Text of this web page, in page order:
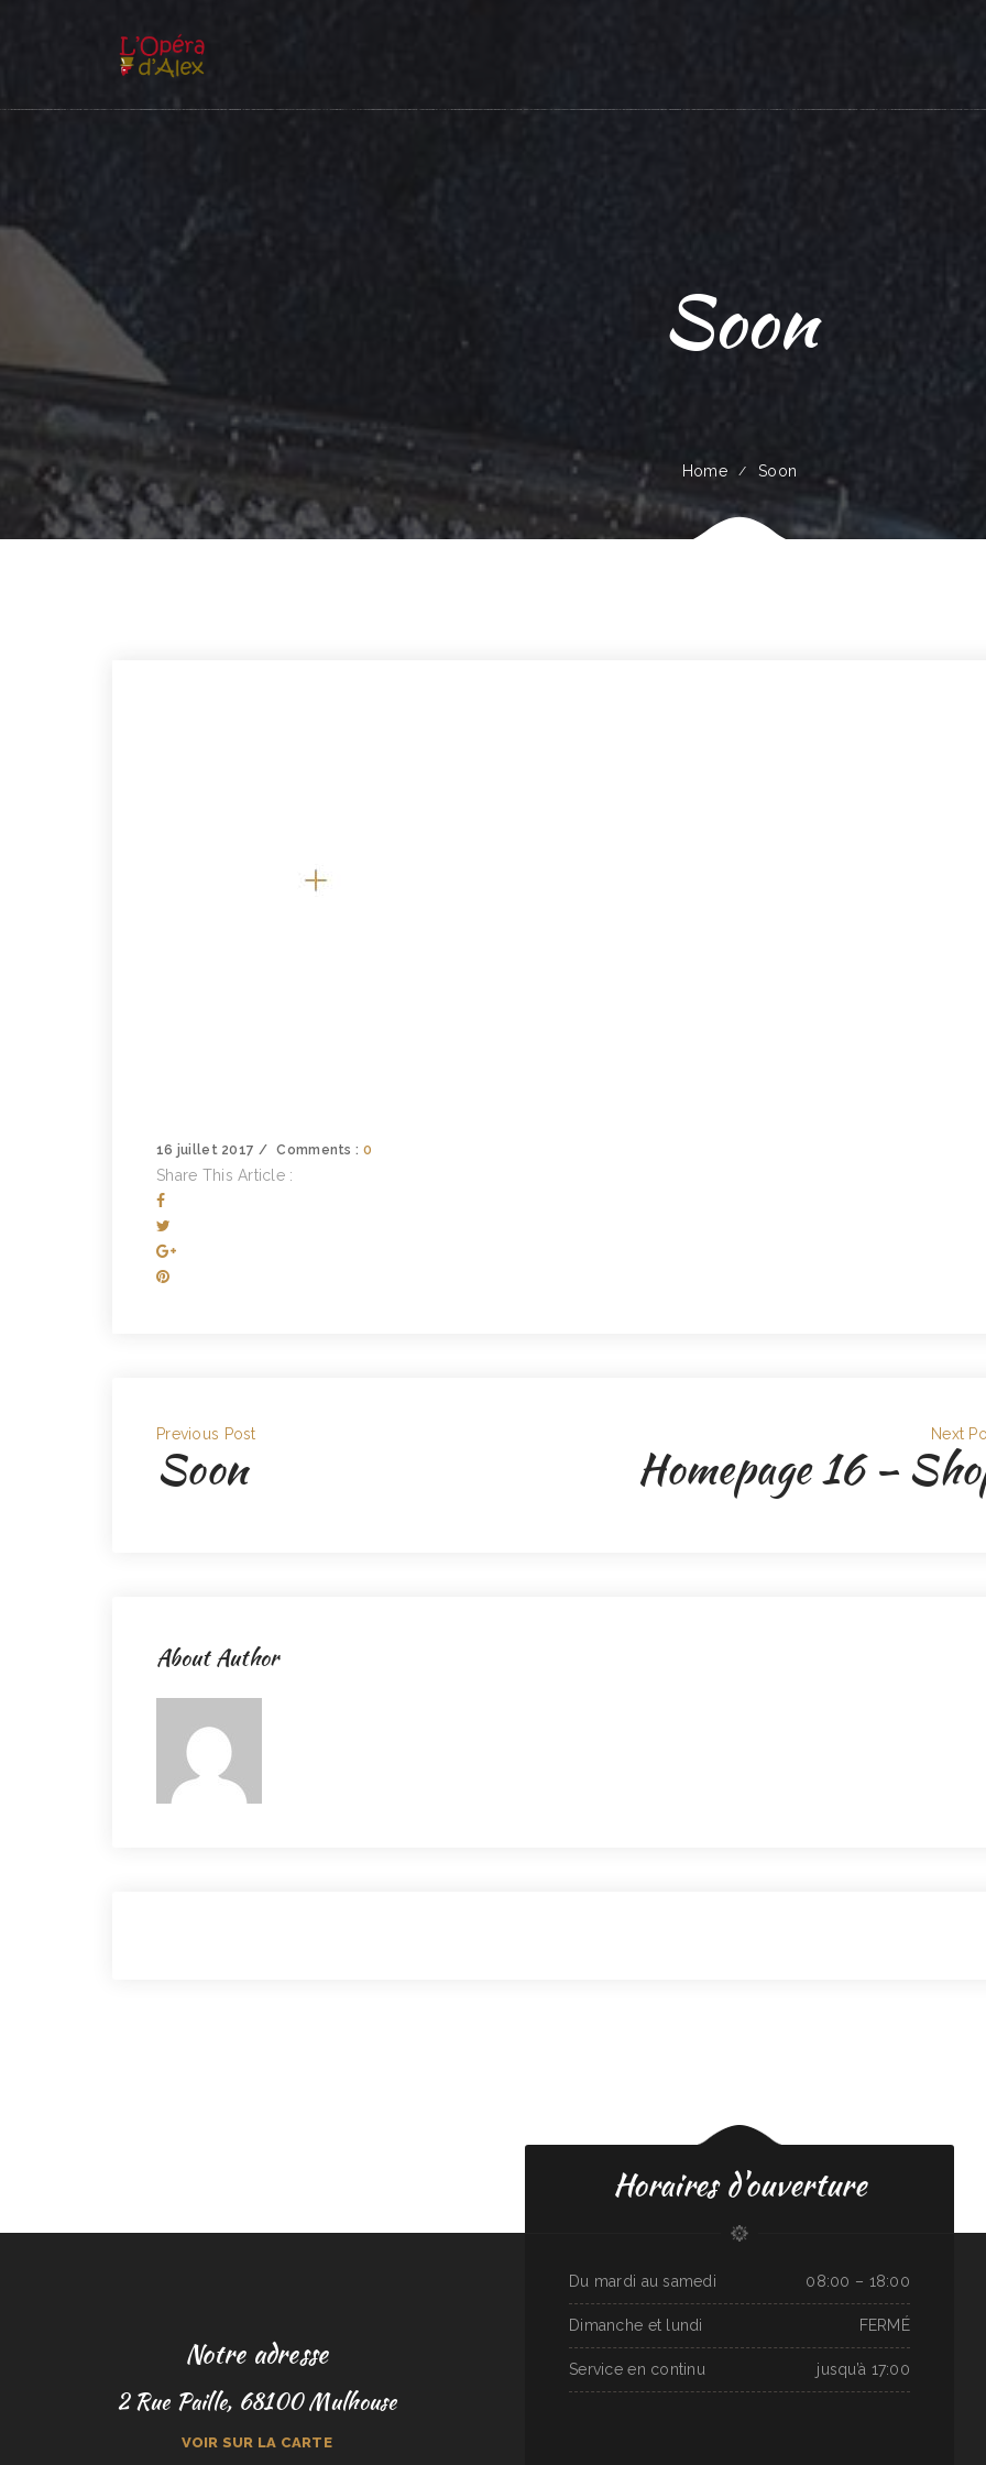
Soon
Home Soon
16 juillet 2017 Comments : 0
Share This Article :
Previous Post
Soon
Next
Homepage 16 –
About Author
Notre adresse
2 Rue Paille, 68100 Mulhouse
VOIR SUR LA CARTE
Horaires d'ouverture
Du mardi au samedi 08:00 – 18:00
Dimanche et lundi FERMÉ
Service en continu jusqu’à 17:00